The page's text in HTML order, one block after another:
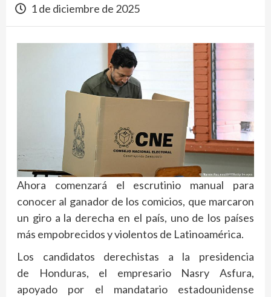
1 de diciembre de 2025
Ahora comenzará el escrutinio manual para
conocer al ganador de los comicios, que marcaron
un giro a la derecha en el país, uno de los países
más empobrecidos y violentos de Latinoamérica.
Los candidatos derechistas a la presidencia
de Honduras, el empresario Nasry Asfura,
apoyado por el mandatario estadounidense